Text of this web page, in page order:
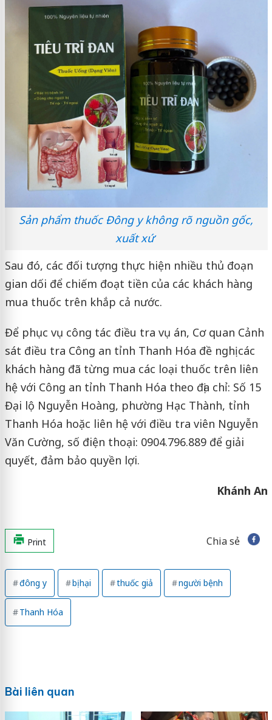
Sản phẩm thuốc Đông y không rõ nguồn gốc,
xuất xứ
Sau đó, các đối tượng thực hiện nhiều thủ đoạn
gian dối để chiếm đoạt tiền của các khách hàng
mua thuốc trên khắp cả nước.
Để phục vụ công tác điều tra vụ án, Cơ quan Cảnh
sát điều tra Công an tỉnh Thanh Hóa đề nghị các
khách hàng đã từng mua các loại thuốc trên liên
hệ với Công an tỉnh Thanh Hóa theo địa chỉ: Số 15
Đại lộ Nguyễn Hoàng, phường Hạc Thành, tỉnh
Thanh Hóa hoặc liên hệ với điều tra viên Nguyễn
Văn Cường, số điện thoại: 0904.796.889 để giải
quyết, đảm bảo quyền lợi.
Khánh An
Print Chia sẻ
đông y bị hại thuốc giả người bệnh
Thanh Hóa
Bài liên quan